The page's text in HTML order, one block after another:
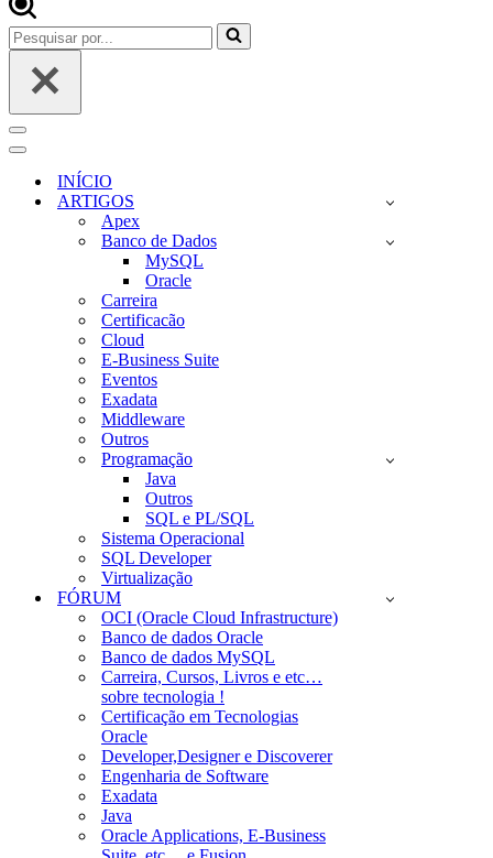
Pesquisar
por...
Menu
de
navegação
Menu
navegaçãoINÍCIO
ARTIGOS
Apex
Banco de Dados
MySQL
Oracle
Carreira
Certificacão
Cloud
E-Business Suite
Eventos
Exadata
Middleware
Outros
Programação
Java
Outros
SQL e PL/SQL
Sistema Operacional
SQL Developer
Virtualização
FÓRUM
OCI (Oracle Cloud Infrastructure)
Banco de dados Oracle
Banco de dados MySQL
Carreira, Cursos, Livros e etc…
sobre tecnologia !
Certificação em Tecnologias
Oracle
Developer,Designer e Discoverer
Engenharia de Software
Exadata
Java
Oracle Applications, E-Business